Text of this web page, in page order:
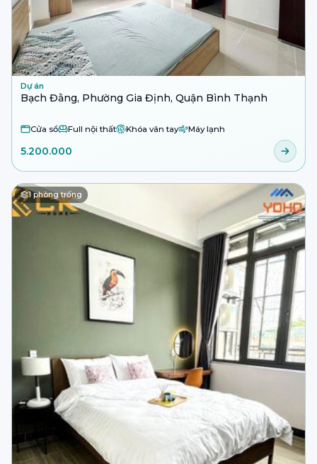
Dự án
Bạch Đằng, Phường Gia Định, Quận Bình Thạnh
Cửa sổ Full nội thất Khóa vân tay Máy lạnh
5.200.000
1phòng trống